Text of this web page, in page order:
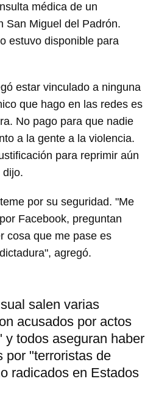
médica de un
San Miguel del Padrón.
estuvo disponible para
estar vinculado a ninguna
que hago en las redes es
No pago para que nadie
a la gente a la violencia.
para reprimir aún
dijo.
por su seguridad. "Me
Facebook, preguntan
cosa que me pase es
agregó.
salen varias
acusados por actos
y todos aseguran haber
por "terroristas de
radicados en Estados